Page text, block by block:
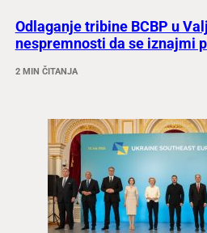
Odlaganje tribine BCBP u
nespremnosti da se iznajmi
2 MIN ČITANJA